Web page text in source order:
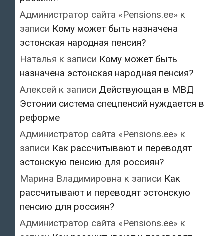
Администратор сайта «Pensions.ee» к
записи Кому может быть назначена
эстонская народная пенсия?
Наталья к записи Кому может быть
назначена эстонская народная пенсия?
Алексей к записи Действующая в МВД
Эстонии система спецпенсий нуждается в
реформе
Администратор сайта «Pensions.ee» к
записи Как рассчитывают и переводят
эстонскую пенсию для россиян?
Марина Владимировна к записи Как
рассчитывают и переводят эстонскую
пенсию для россиян?
Администратор сайта «Pensions.ee» к